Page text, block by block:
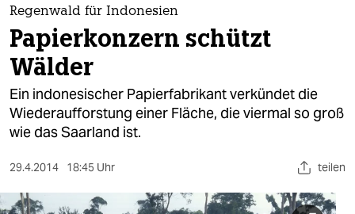
themen
politik
öko
gesellschaft
sport
Regenwald für Indonesien
Papierkonzern schützt
Wälder
Ein indonesischer Papierfabrikant verkündet die
Wiederaufforstung einer Fläche, die viermal so groß
wie das Saarland ist.
29.4.2014 18:45 Uhr teilen